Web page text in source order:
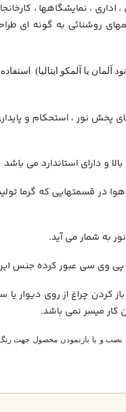
، نمايشگاهها ،
روشنائي به گونه اي
یا آلمکو ایتالیا)
پخش نور ، استحكام و
در قسمتهايي كه گرما
كردن چراغ از روي ديوار
كار ميسر نمي باشد.
نصب و يا بازنمودن محصول جهت